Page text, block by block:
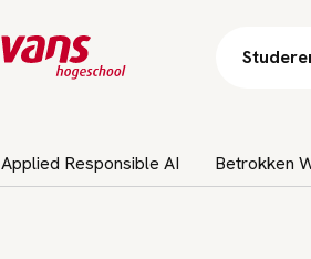
Applied Responsible AI Betrokken